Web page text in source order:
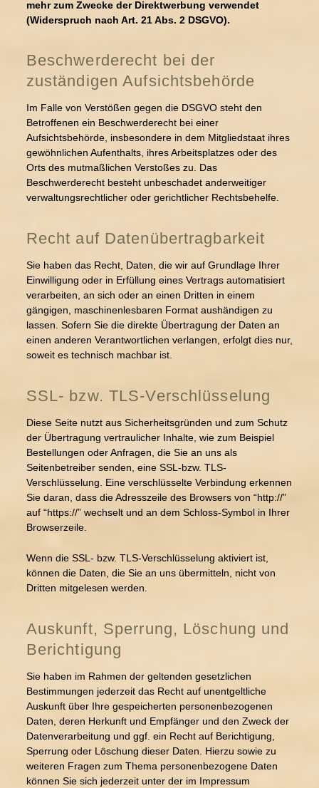
mehr zum Zwecke der Direktwerbung verwendet
(Widerspruch nach Art. 21 Abs. 2 DSGVO).
Beschwerderecht bei der
zuständigen Aufsichtsbehörde
Im Falle von Verstößen gegen die DSGVO steht den
Betroffenen ein Beschwerderecht bei einer
Aufsichtsbehörde, insbesondere in dem Mitgliedstaat ihres
gewöhnlichen Aufenthalts, ihres Arbeitsplatzes oder des
Orts des mutmaßlichen Verstoßes zu. Das
Beschwerderecht besteht unbeschadet anderweitiger
verwaltungsrechtlicher oder gerichtlicher Rechtsbehelfe.
Recht auf Datenübertragbarkeit
Sie haben das Recht, Daten, die wir auf Grundlage Ihrer
Einwilligung oder in Erfüllung eines Vertrags automatisiert
verarbeiten, an sich oder an einen Dritten in einem
gängigen, maschinenlesbaren Format aushändigen zu
lassen. Sofern Sie die direkte Übertragung der Daten an
einen anderen Verantwortlichen verlangen, erfolgt dies nur,
soweit es technisch machbar ist.
SSL- bzw. TLS-Verschlüsselung
Diese Seite nutzt aus Sicherheitsgründen und zum Schutz
der Übertragung vertraulicher Inhalte, wie zum Beispiel
Bestellungen oder Anfragen, die Sie an uns als
Seitenbetreiber senden, eine SSL-bzw. TLS-
Verschlüsselung. Eine verschlüsselte Verbindung erkennen
Sie daran, dass die Adresszeile des Browsers von “http://”
auf “https://” wechselt und an dem Schloss-Symbol in Ihrer
Browserzeile.
Wenn die SSL- bzw. TLS-Verschlüsselung aktiviert ist,
können die Daten, die Sie an uns übermitteln, nicht von
Dritten mitgelesen werden.
Auskunft, Sperrung, Löschung und
Berichtigung
Sie haben im Rahmen der geltenden gesetzlichen
Bestimmungen jederzeit das Recht auf unentgeltliche
Auskunft über Ihre gespeicherten personenbezogenen
Daten, deren Herkunft und Empfänger und den Zweck der
Datenverarbeitung und ggf. ein Recht auf Berichtigung,
Sperrung oder Löschung dieser Daten. Hierzu sowie zu
weiteren Fragen zum Thema personenbezogene Daten
können Sie sich jederzeit unter der im Impressum